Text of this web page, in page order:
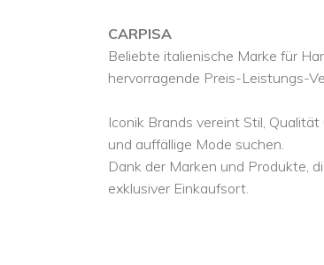
CARPISA
Beliebte italienische Marke für
hervorragende Preis-Leistungs-
Iconik Brands vereint Stil,
und auffällige Mode suchen.
Dank der Marken und Produkte,
exklusiver Einkaufsort.